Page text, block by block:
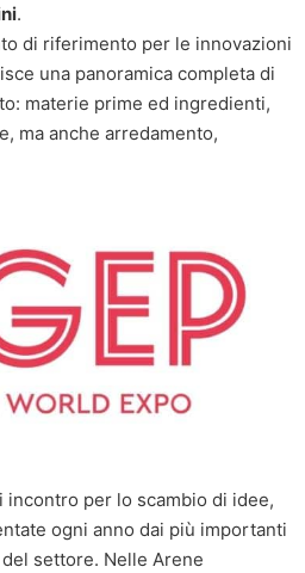
.
di riferimento per le innovazioni
una panoramica completa di
materie prime ed ingredienti,
ma anche arredamento,
incontro per lo scambio di idee,
ogni anno dai più importanti
settore. Nelle Arene